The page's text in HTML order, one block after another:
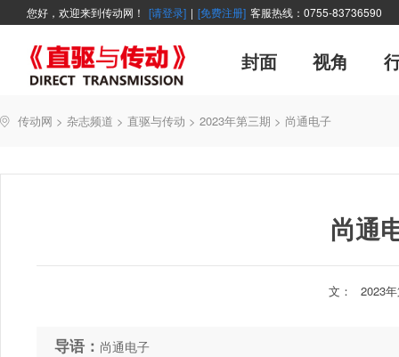
您好，欢迎来到传动网！ [请登录] | [免费注册] 客服热线：0755-83736590
封面
广告
视角
厂商采访
企业活动 展会报道
能效碳索
每月专辑 聚焦
精品 新品
世界方案 控制系统
技术文章
资讯在线 展会信息
直驱与传动
新年寄语 伺服论坛
传动网 > 杂志频道 > 直驱与传动 > 2023年第三期 > 尚通电子
尚通
文： 2023
导语： 尚通电子